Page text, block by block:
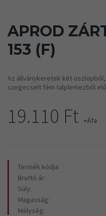
APROD
153 (F)
Az állványkeretek két
szegecselt fém talplemezből
19.110 Ft +Áfa
Termék kódja:
Bruttó ár:
Súly:
Magasság:
Mélység: